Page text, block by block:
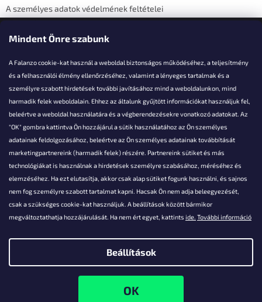
Mindent Önre szabunk
A Falanzo cookie-kat használ a weboldal biztonságos működéséhez, a teljesítmény
és a felhasználói élmény ellenőrzéséhez, valamint a lényeges tartalmak és a
személyre szabott hirdetések további javításához mind a weboldalunkon, mind
harmadik felek weboldalain. Ehhez az általunk gyűjtött információkat használjuk fel,
beleértve a weboldal használatára és a végberendezésekre vonatkozó adatokat. Az
"OK" gombra kattintva Ön hozzájárul a sütik használatához az Ön személyes
adatainak feldolgozásához, beleértve az Ön személyes adatainak továbbítását
marketingpartnereink (harmadik felek) részére. Partnereink sütiket és más
technológiákat is használnak a hirdetések személyre szabásához, méréséhez és
elemzéséhez. Ha ezt elutasítja, akkor csak alap sütiket fogunk használni, és sajnos
nem fog személyre szabott tartalmat kapni. Hacsak Ön nem adja beleegyezését,
csak a szükséges cookie-kat használjuk. A beállítások között bármikor
megváltoztathatja hozzájárulását. Ha nem ért egyet, kattints ide. További információ
Beállítások
A személyes adatok védelmének feltételei
Elérhetőségi adatok
Akarsz kérdezni valamit?
info@falanzo.hu
Falanzo.hu. Minden jog fenntartva.